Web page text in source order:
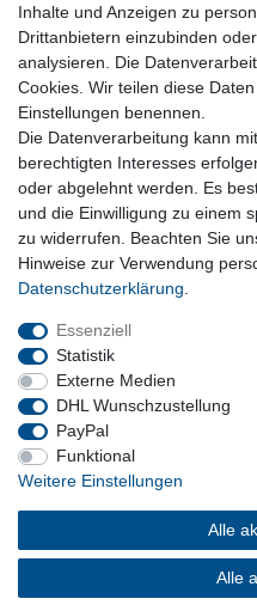
Lieferzeit
Kostenloser
30
sichere Bezahlverfahren
Vertrag widerrufen
Inhalte und Anzeigen zu
Drittanbietern einzubinden
analysieren. Die
Cookies. Wir teilen diese
Einstellungen benennen.
Die Datenverarbeitung kann
berechtigten Interesses
oder abgelehnt werden. Es
und die Einwilligung zu einem
zu widerrufen. Beachten Sie
Hinweise zur Verwendung
Daten­schutz­erklärung
Essenziell
Statistik
Externe Medien
DHL Wunschzustellung
PayPal
Funktional
Weitere Einstellungen
Alle
Alle